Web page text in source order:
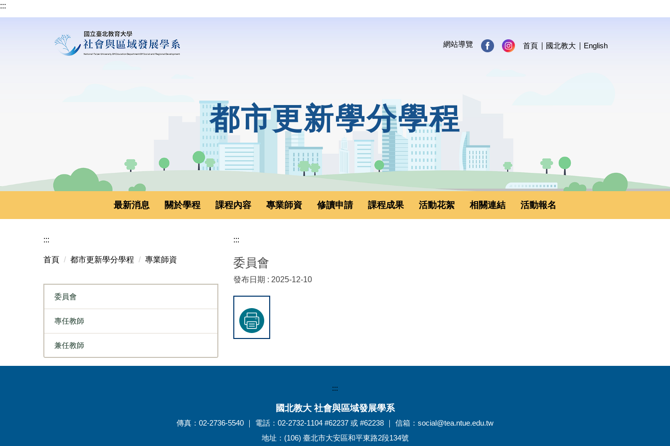
跳
到
:::
網站導覽 首頁 國北教大 English
都市更新學分學程
最新消息 關於學程 課程內容 專業師資 修讀申請 課程成果 活動花絮 相關連結 活動報名
:::
首頁 都市更新學分學程 專業師資
委員會
專任教師
兼任教師
:::
委員會
發布日期 : 2025-12-10
:::
國北教大 社會與區域發展學系
傳真：02-2736-5540 ｜ 電話：02-2732-1104 #62237 或 #62238 ｜ 信箱：social@tea.ntue.edu.tw
地址：(106) 臺北市大安區和平東路2段134號